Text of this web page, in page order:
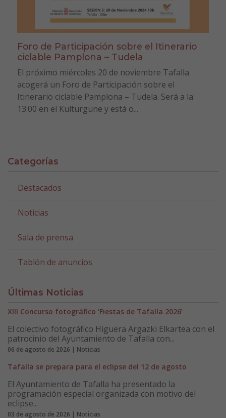
Foro de Participación sobre el Itinerario
ciclable Pamplona – Tudela
El próximo miércoles 20 de noviembre Tafalla
acogerá un Foro de Participación sobre el
Itinerario ciclable Pamplona – Tudela. Será a la
13:00 en el Kulturgune y está o...
Categorías
Destacados
Noticias
Sala de prensa
Tablón de anuncios
Últimas Noticias
XIII Concurso fotográfico ‘Fiestas de Tafalla 2026’
El colectivo fotográfico Higuera Argazki Elkartea con el
patrocinio del Ayuntamiento de Tafalla con...
06 de agosto de 2026 | Noticias
Tafalla se prepara para el eclipse del 12 de agosto
El Ayuntamiento de Tafalla ha presentado la
programación especial organizada con motivo del
eclipse...
03 de agosto de 2026 | Noticias